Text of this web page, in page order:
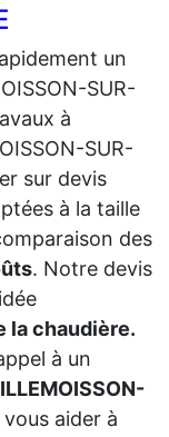
un
SUR-
à
SUR-
sur devis
à la taille
des
. Notre devis
la chaudière.
à un
aider à